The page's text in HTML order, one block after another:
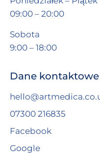
09:00 – 20:00
Sobota
9:00 – 18:00
Dane kontaktowe
07300 216835
Facebook
Google